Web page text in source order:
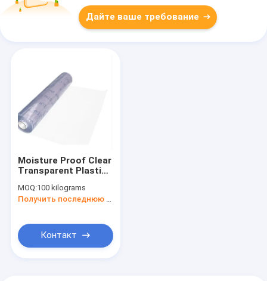
Дайте ваше требование
Moisture Proof Clear
Transparent Plastic
Shrink Wrap Soft
Film
MOQ:100 kilograms
Получить последнюю цену
Контакт